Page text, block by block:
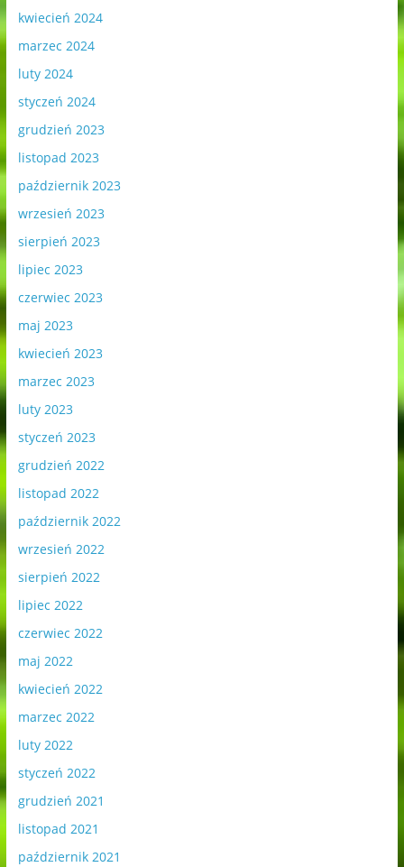
kwiecień 2024
marzec 2024
luty 2024
styczeń 2024
grudzień 2023
listopad 2023
październik 2023
wrzesień 2023
sierpień 2023
lipiec 2023
czerwiec 2023
maj 2023
kwiecień 2023
marzec 2023
luty 2023
styczeń 2023
grudzień 2022
listopad 2022
październik 2022
wrzesień 2022
sierpień 2022
lipiec 2022
czerwiec 2022
maj 2022
kwiecień 2022
marzec 2022
luty 2022
styczeń 2022
grudzień 2021
listopad 2021
październik 2021